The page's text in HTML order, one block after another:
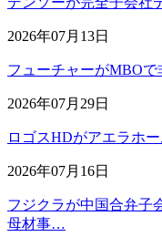
2026年07月13日
フューチャーがMBOで
2026年07月29日
ロゴスHDがアエラホ
2026年07月16日
フジクラが中国合弁
母材事…